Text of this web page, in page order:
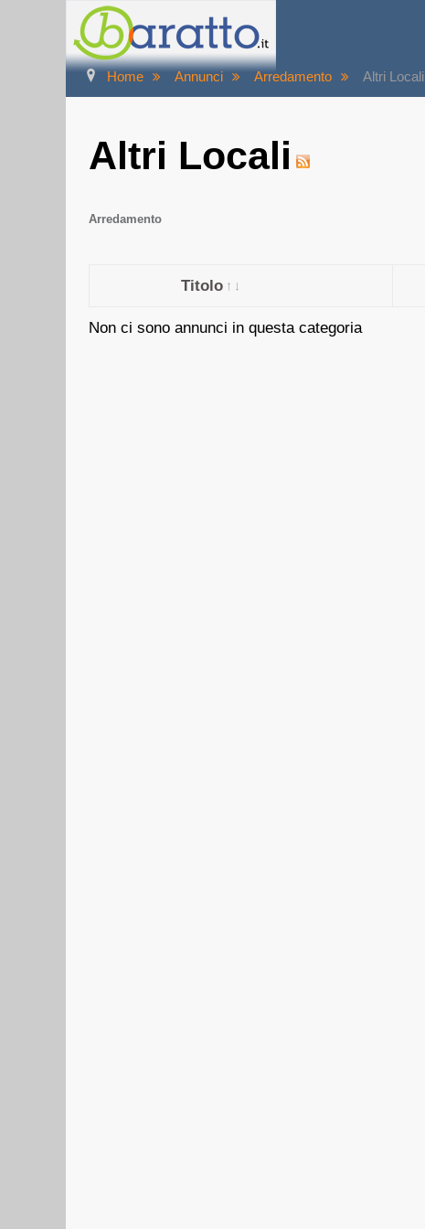
Home Annunci Arredamento Altri Locali
Altri Locali
Arredamento
Titolo
Non ci sono annunci in questa categoria